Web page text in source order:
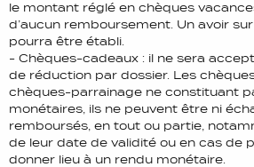
le montant réglé en chèques
d’aucun remboursement. Un avoir
pourra être établi.
- Chèques-cadeaux : il ne sera
de réduction par dossier. Les
chèques-parrainage ne constituant
monétaires, ils ne peuvent être ni
remboursés, en tout ou partie,
de leur date de validité ou en cas de
donner lieu à un rendu monétaire.